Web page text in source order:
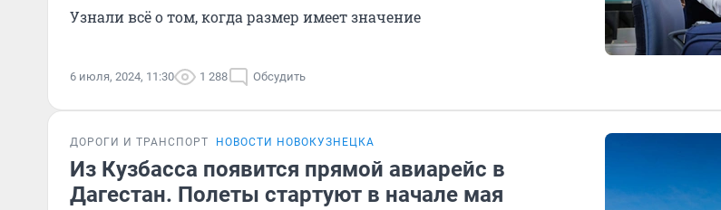
Узнали всё о том, когда размер имеет значение
6 июля, 2024, 11:30 1 288 Обсудить
ДОРОГИ И ТРАНСПОРТ НОВОСТИ НОВОКУЗНЕЦКА
Из Кузбасса появится прямой авиарейс в
Дагестан. Полеты стартуют в начале мая